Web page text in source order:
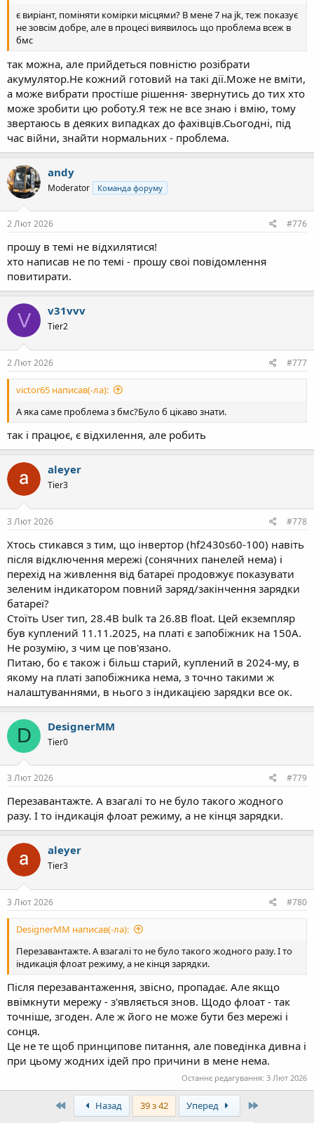
є виріант, поміняти комірки місцями? В мене 7 на jk, теж показує
не зовсім добре, але в процесі виявилось що проблема всеж в
бмс
так можна, але прийдеться повністю розібрати
акумулятор.Не кожний готовий на такі дії.Може не вміти,
а може вибрати простіше рішення- звернутись до тих хто
може зробити цю роботу.Я теж не все знаю і вмію, тому
звертаюсь в деяких випадках до фахівців.Сьогодні, під
час війни, знайти нормальних - проблема.
andy
Moderator Команда форуму
2 Лют 2026 #776
прошу в темі не відхилятися!
хто написав не по темі - прошу своі повідомлення
повитирати.
V v31vvv
Tier2
2 Лют 2026 #777
victor65 написав(-ла):
А яка саме проблема з бмс?Було б цікаво знати.
так і працює, є відхилення, але робить
aleyer
Tier3
3 Лют 2026 #778
Хтось стикався з тим, що інвертор (hf2430s60-100) навіть
після відключення мережі (сонячних панелей нема) і
перехід на живлення від батареї продовжує показувати
зеленим індикатором повний заряд/закінчення зарядки
батареї?
Стоїть User тип, 28.4В bulk та 26.8В float. Цей екземпляр
був куплений 11.11.2025, на платі є запобіжник на 150А.
Не розумію, з чим це пов'язано.
Питаю, бо є також і більш старий, куплений в 2024-му, в
якому на платі запобіжника нема, з точно такими ж
налаштуваннями, в нього з індикацією зарядки все ок.
D DesignerMM
Tier0
3 Лют 2026 #779
Перезавантажте. А взагалі то не було такого жодного
разу. І то індикація флоат режиму, а не кінця зарядки.
aleyer
Tier3
3 Лют 2026 #780
DesignerMM написав(-ла):
Перезавантажте. А взагалі то не було такого жодного разу. І то
індикація флоат режиму, а не кінця зарядки.
Після перезавантаження, звісно, пропадає. Але якщо
ввімкнути мережу - з'являється знов. Щодо флоат - так
точніше, згоден. Але ж його не може бути без мережі і
сонця.
Це не те щоб принципове питання, але поведінка дивна і
при цьому жодних ідей про причини в мене нема.
Останнє редагування: 3 Лют 2026
Назад 39 з 42 Уперед